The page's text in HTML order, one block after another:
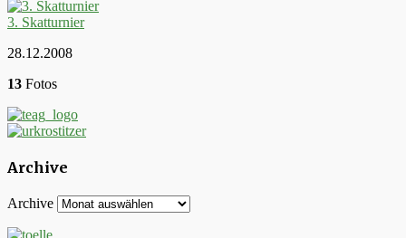
3. Skatturnier
28.12.2008
13 Fotos
Archive
Archive